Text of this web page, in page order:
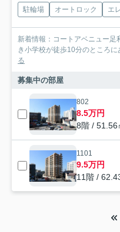
駐輪場 オートロック エ
新着情報：コートアベニュー
き小学校が徒歩10分のところ
る
募集中の部屋
802
8.5万円
8階 / 51.56
1101
9.5万円
11階 /